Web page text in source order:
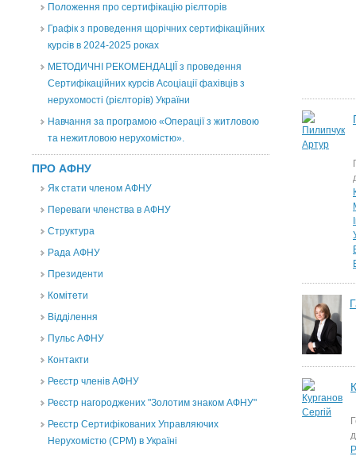
Положення про сертифікацію рієлторів
Графік з проведення щорічних сертифікаційних
курсів в 2024-2025 роках
МЕТОДИЧНІ РЕКОМЕНДАЦІЇ з проведення
Сертифікаційних курсів Асоціації фахівців з
нерухомості (рієлторів) України
Навчання за програмою «Операції з житловою
та нежитловою нерухомістю».
ПРО АФНУ
Як стати членом АФНУ
Переваги членства в АФНУ
Структура
Рада АФНУ
Президенти
Комітети
Відділення
Пульс АФНУ
Контакти
Реєстр членів АФНУ
Реєстр нагороджених "Золотим знаком АФНУ"
Реєстр Сертифікованих Управляючих
Нерухомістю (CPM) в Україні